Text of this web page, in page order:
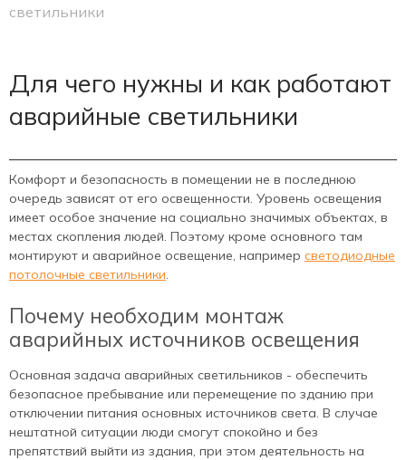
светильники
Для чего нужны и как работают
аварийные светильники
Комфорт и безопасность в помещении не в последнюю
очередь зависят от его освещенности. Уровень освещения
имеет особое значение на социально значимых объектах, в
местах скопления людей. Поэтому кроме основного там
монтируют и аварийное освещение, например светодиодные
потолочные светильники.
Почему необходим монтаж
аварийных источников освещения
Основная задача аварийных светильников - обеспечить
безопасное пребывание или перемещение по зданию при
отключении питания основных источников света. В случае
нештатной ситуации люди смогут спокойно и без
препятствий выйти из здания, при этом деятельность на